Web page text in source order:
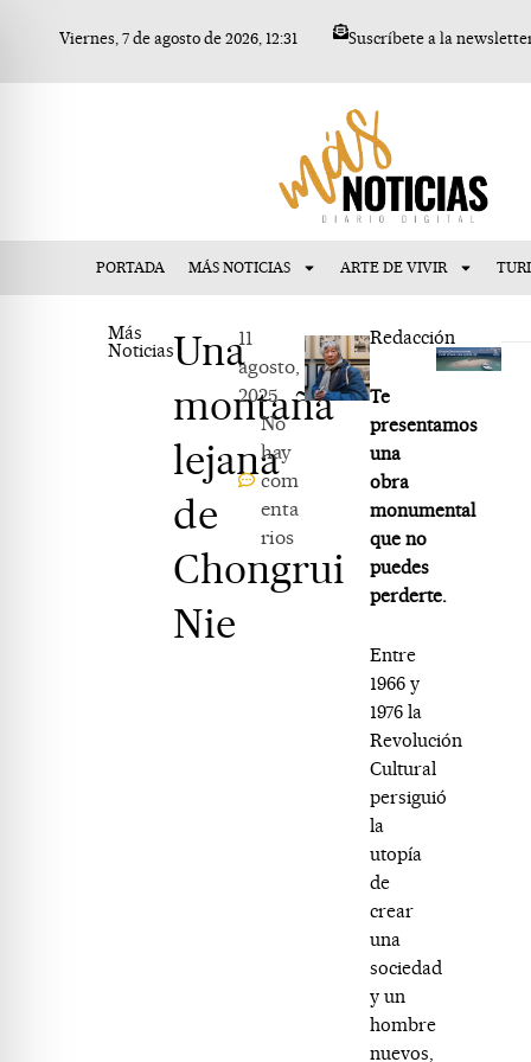
Viernes, 7 de agosto de 2026, 12:31 Suscríbete a la
PORTADA MÁS NOTICIAS ARTE DE VIVIR
Más
NoticiasUna
montaña
lejana
de
Chongrui
Nie
11
agosto,
2025
No
hay
com
enta
rios
Redacción
Te
presentamos
una
obra
monumental
que no
puedes
perderte.
Entre
1966 y
1976 la
Revolución
Cultural
persiguió
la
utopía
de
crear
una
sociedad
y un
hombre
nuevos,